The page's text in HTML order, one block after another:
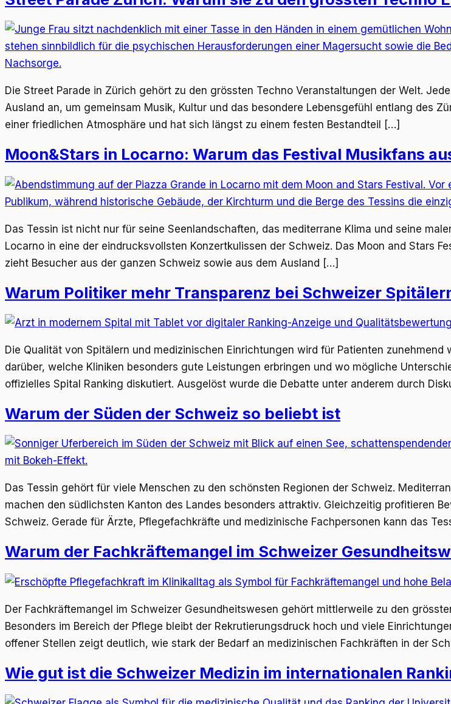
Die Street Parade in Zürich gehört zu den grössten Techno Veranstaltungen der Welt.
Ausland an, um gemeinsam Musik, Kultur und das besondere Lebensgefühl entlang des
einer friedlichen Atmosphäre und hat sich längst zu einem festen Bestandteil […]
Moon&Stars in Locarno: Warum das Festival Musikfans
Das Tessin ist nicht nur für seine Seenlandschaften, das mediterrane Klima und seine
Locarno in eine der eindrucksvollsten Konzertkulissen der Schweiz. Das Moon and Stars
zieht Besucher aus der ganzen Schweiz sowie aus dem Ausland […]
Warum Politiker mehr Transparenz bei Schweizer
Die Qualität von Spitälern und medizinischen Einrichtungen wird für Patienten
darüber, welche Kliniken besonders gute Leistungen erbringen und wo mögliche
offizielles Spital Ranking diskutiert. Ausgelöst wurde die Debatte unter anderem durch
Warum der Süden der Schweiz so beliebt ist
Das Tessin gehört für viele Menschen zu den schönsten Regionen der Schweiz.
machen den südlichsten Kanton des Landes besonders attraktiv. Gleichzeitig profitieren
Schweiz. Gerade für Ärzte, Pflegefachkräfte und medizinische Fachpersonen kann das
Warum der Fachkräftemangel im Schweizer
Der Fachkräftemangel im Schweizer Gesundheitswesen gehört mittlerweile zu den
Besonders im Bereich der Pflege bleibt der Rekrutierungsdruck hoch und viele
offener Stellen zeigt deutlich, wie stark der Bedarf an medizinischen Fachkräften in der
Wie gut ist die Schweizer Medizin im internationalen